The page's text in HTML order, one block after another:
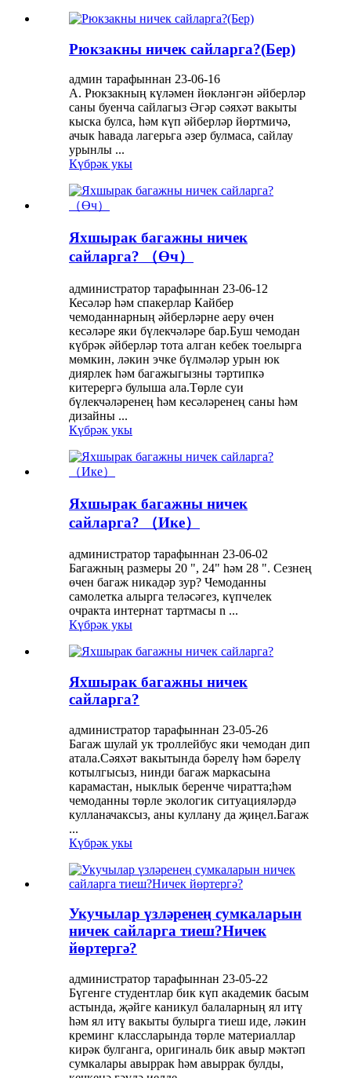
Рюкзакны ничек сайларга?(Бер)
админ тарафыннан 23-06-16
A. Рюкзакның күләмен йөкләнгән әйберләр
саны буенча сайлагыз Әгәр сәяхәт вакыты
кыска булса, һәм күп әйберләр йөртмичә,
ачык һавада лагерьга әзер булмаса, сайлау
урынлы ...
Күбрәк укы
Яхшырак багажны ничек
сайларга? （Өч）
администратор тарафыннан 23-06-12
Кесәләр һәм спакерлар Кайбер
чемоданнарның әйберләрне аеру өчен
кесәләре яки бүлекчәләре бар.Буш чемодан
күбрәк әйберләр тота алган кебек тоелырга
мөмкин, ләкин эчке бүлмәләр урын юк
диярлек һәм багажыгызны тәртипкә
китерергә булыша ала.Төрле суи
бүлекчәләренең һәм кесәләренең саны һәм
дизайны ...
Күбрәк укы
Яхшырак багажны ничек
сайларга? （Ике）
администратор тарафыннан 23-06-02
Багажның размеры 20 ", 24" һәм 28 ". Сезнең
өчен багаж никадәр зур? Чемоданны
самолетка алырга теләсәгез, күпчелек
очракта интернат тартмасы n ...
Күбрәк укы
Яхшырак багажны ничек
сайларга?
администратор тарафыннан 23-05-26
Багаж шулай ук ​​троллейбус яки чемодан дип
атала.Сәяхәт вакытында бәрелү һәм бәрелү
котылгысыз, нинди багаж маркасына
карамастан, ныклык беренче чиратта;һәм
чемоданны төрле экологик ситуацияләрдә
кулланачаксыз, аны куллану да җиңел.Багаж
...
Күбрәк укы
Укучылар үзләренең сумкаларын
ничек сайларга тиеш?Ничек
йөртергә?
администратор тарафыннан 23-05-22
Бүгенге студентлар бик күп академик басым
астында, җәйге каникул балаларның ял итү
һәм ял итү вакыты булырга тиеш иде, ләкин
креминг классларында төрле материаллар
кирәк булганга, оригиналь бик авыр мәктәп
сумкалары авыррак һәм авыррак булды,